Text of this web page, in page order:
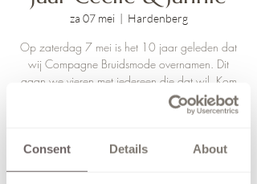
Consent Details About
za 07 mei
  |
Hardenberg
Op zaterdag 7 mei is het 10 jaar geleden dat
wij Compagne Bruidsmode overnamen. Dit
gaan we vieren met iedereen die dat wil. Kom
bruidsjurken passen voor de lol 🥳
Tijd en locatie
07 mei 2022, 10:00